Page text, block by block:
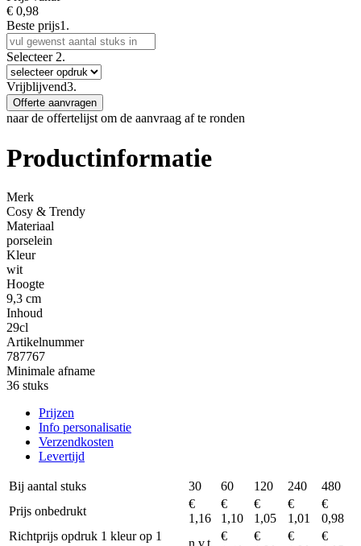
€ 0,98
Beste prijs1.
Selecteer 2.
Vrijblijvend3.
Offerte aanvragen
naar de offertelijst om de aanvraag af te ronden
Productinformatie
Merk
Cosy & Trendy
Materiaal
porselein
Kleur
wit
Hoogte
9,3 cm
Inhoud
29cl
Artikelnummer
787767
Minimale afname
36 stuks
Prijzen
Info personalisatie
Verzendkosten
Levertijd
Bij aantal stuks 30 60 120 240
480
Prijs onbedrukt
€
1,16
€
1,10
€
1,05
€
1,01
€
0,98
Richtprijs opdruk 1 kleur op 1
n.v.t.
€
€
€
€